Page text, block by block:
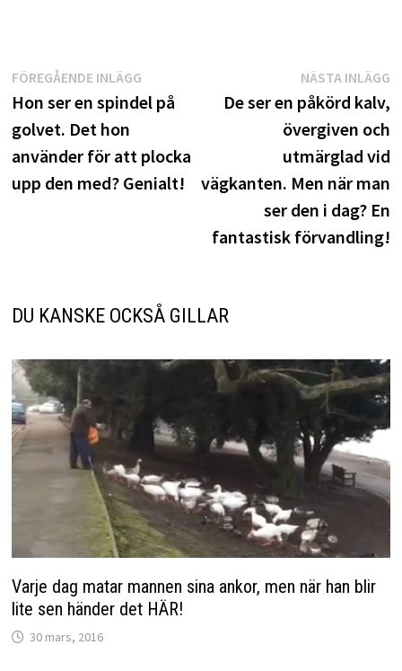
Inläggsnavigering
FÖREGÅENDE INLÄGGFöregående
inlägg:
Hon ser en spindel på
golvet. Det hon
använder för att plocka
upp den med? Genialt!
NÄSTA INLÄGG
De ser en påkörd kalv,
övergiven och
utmärglad vid
vägkanten. Men när man
ser den i dag? En
fantastisk förvandling!
DU KANSKE OCKSÅ GILLAR
Varje dag matar mannen sina ankor, men när han blir
lite sen händer det HÄR!
30 mars, 2016